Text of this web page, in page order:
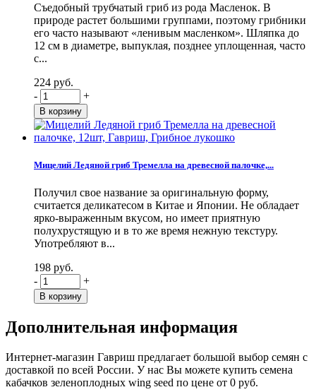
Съедобный трубчатый гриб из рода Масленок. В
природе растет большими группами, поэтому грибники
его часто называют «ленивым масленком». Шляпка до
12 см в диаметре, выпуклая, позднее уплощенная, часто
с...
224 руб.
-
+
Мицелий Ледяной гриб Тремелла на древесной палочке,...
Получил свое название за оригинальную форму,
считается деликатесом в Китае и Японии. Не обладает
ярко-выраженным вкусом, но имеет приятную
полухрустящую и в то же время нежную текстуру.
Употребляют в...
198 руб.
-
+
Дополнительная информация
Интернет-магазин Гавриш предлагает большой выбор семян с
доставкой по всей России. У нас Вы можете купить семена
кабачков зеленоплодных wing seed по цене от 0 руб.